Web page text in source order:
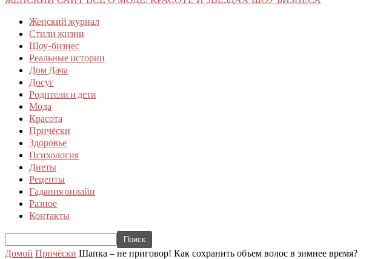
Женский журнал
Стили жизни
Шоу-бизнес
Реальные истории
Дом Дача
Досуг
Родители и дети
Мода
Красота
Причёски
Здоровье
Психология
Диеты
Рецепты
Гадания онлайн
Разное
Контакты
Домой Причёски Шапка – не приговор! Как сохранить объем волос в зимнее время?